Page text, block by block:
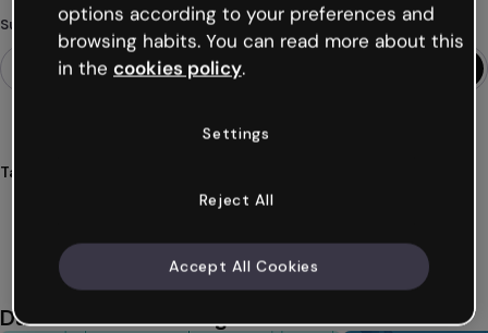
Suchst du etwas anderes?
Tags
gabelung
Das könnte dir auch gefallen
options according to your preferences and
browsing habits. You can read more about this
in the cookies policy.
Settings
Reject All
Accept All Cookies